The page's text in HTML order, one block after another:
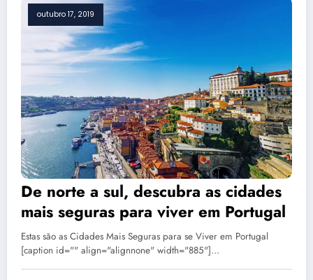
outubro 17, 2019
De norte a sul, descubra as cidades
mais seguras para viver em Portugal
Estas são as Cidades Mais Seguras para se Viver em Portugal
[caption id="" align="alignnone" width="885"]…